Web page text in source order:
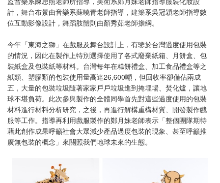
計，舞台布景由音樂系蘇曉青老師指導，建築系吳冠穎老師指導數
位互動影像設計，舞蹈肢體則由顏秀茹老師擔綱。
今年「東海之獅」在戲服及舞台設計上，有鑒於台灣過度使用包裝
的情況，因此在製作上特別選擇使用了各式廢棄紙箱、月餅盒、包
裝紙盒及包裝紙等材料。台灣每年在糕餅禮盒、加工食品禮盒等之
紙類、塑膠類的包裝使用量高達26,600噸，但回收率卻僅佔兩成
五，大量的包裝垃圾隨著家家戶戶垃圾進到掩埋場、焚化爐，讓地
球不堪負荷。此次參與製作的全體同學首先對這些過度使用的包裝
材料進行材料分析研究，之後，再進行解構重構材質、開發製作戲
服等工作。指導再利用戲服製作的鄭月妹老師表示「整個團隊期待
藉此創作成果呼籲社會大眾減少產品過度包裝的現象、甚至呼籲推
廣無包裝的概念」來關照我們地球未來的生態。